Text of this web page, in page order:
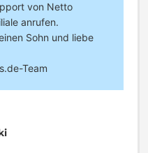
von Netto
anrufen.
Sohn und liebe
Team